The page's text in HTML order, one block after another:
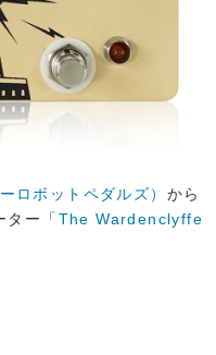
ボットペダルズ） から
ター「 The Wardenclyffe